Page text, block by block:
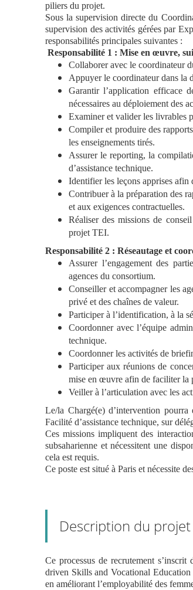
piliers du projet.
Sous la supervision directe du
supervision des activités gérées par
responsabilités principales suivantes :
Responsabilité 1 : Mise en œuvre,
Collaborer avec le coordinateur
Appuyer le coordinateur dans la
Garantir l’application efficace
nécessaires au déploiement des
Examiner et valider les livrables
Compiler et produire des
les enseignements tirés.
Assurer le reporting, la
d’assistance technique.
Identifier les leçons apprises afin
Contribuer à la préparation des
et aux exigences contractuelles.
Réaliser des missions de
projet TEI.
Responsabilité 2 : Réseautage et
Assurer l’engagement des
agences du consortium.
Conseiller et accompagner les
privé et des chaînes de valeur.
Participer à l’identification, à la
Coordonner avec l’équipe
technique.
Coordonner les activités de
Participer aux réunions de
mise en œuvre afin de faciliter la
Veiller à l’articulation avec les
Le/la Chargé(e) d’intervention
Facilité d’assistance technique, sur
Ces missions impliquent des
subsaharienne et nécessitent une
cela est requis.
Ce poste est situé à Paris et nécessite
Description du
Ce processus de recrutement
driven Skills and Vocational
en améliorant l’employabilité des